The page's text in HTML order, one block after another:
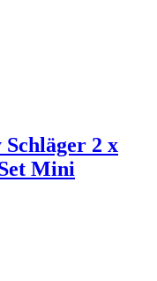
2 x
Mini